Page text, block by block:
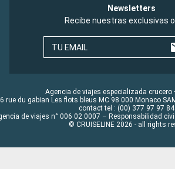
Newsletters
Recibe nuestras exclusivas
TU EMAIL
Agencia de viajes especializada crucero
rue du gabian Les flots bleus MC 98 000 Monaco
contact tel : (00) 377 97 97
de viajes n° 006 02 0007 – Responsabilidad
© CRUISELINE 2026 - all rights